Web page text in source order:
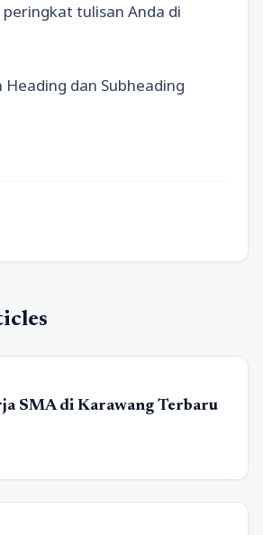
tulisan Anda di
Heading dan Subheading
SMA di Karawang Terbaru